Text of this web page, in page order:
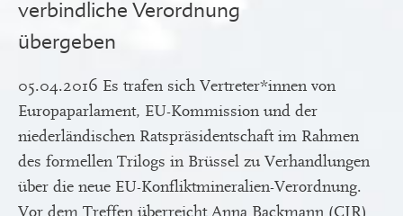
verbindliche Verordnung
übergeben
05.04.2016 Es trafen sich Vertreter*innen von
Europaparlament, EU-Kommission und der
niederländischen Ratspräsidentschaft im Rahmen
des formellen Trilogs in Brüssel zu Verhandlungen
über die neue EU-Konfliktmineralien-Verordnung.
Vor dem Treffen überreicht Anna Backmann (CIR)